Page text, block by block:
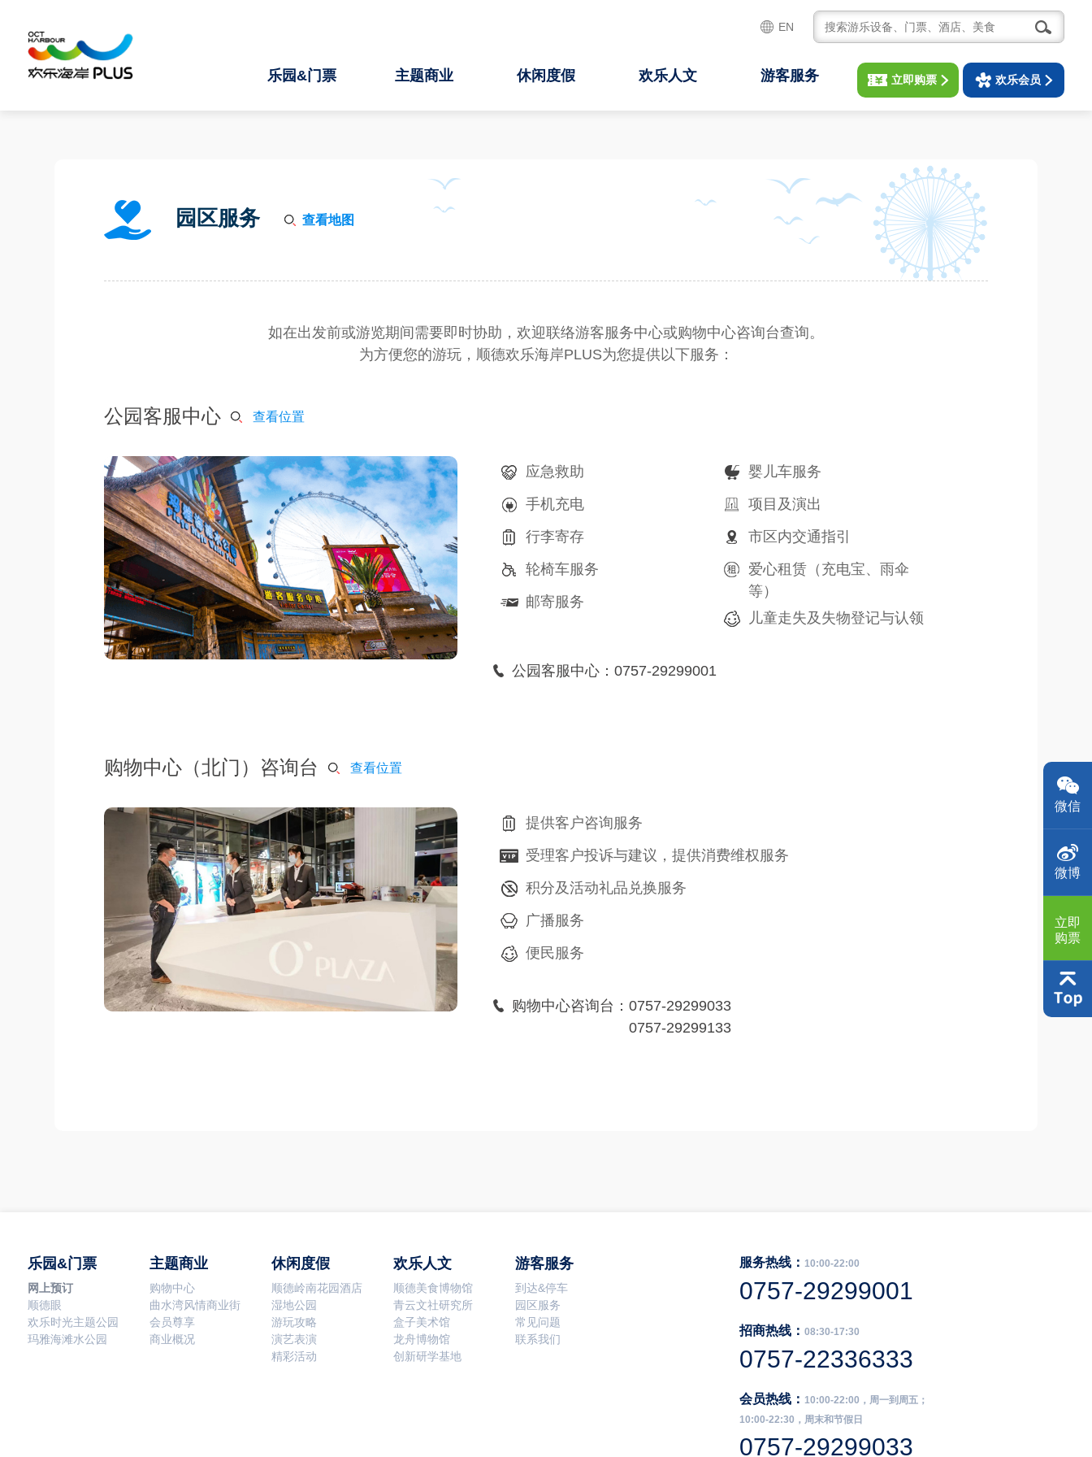
乐园&门票 主题商业 休闲度假 欢乐人文 游客服务
EN
立即购票 欢乐会员
微信
微博
立即
购票
园区服务 查看地图
如在出发前或游览期间需要即时协助，欢迎联络游客服务中心或购物中心咨询台查询。
为方便您的游玩，顺德欢乐海岸PLUS为您提供以下服务：
公园客服中心 查看位置
应急救助
手机充电
行李寄存
轮椅车服务
邮寄服务
婴儿车服务
项目及演出
市区内交通指引
爱心租赁（充电宝、雨伞
等）
儿童走失及失物登记与认领
公园客服中心： 0757-29299001
购物中心（北门）咨询台 查看位置
提供客户咨询服务
受理客户投诉与建议，提供消费维权服务
积分及活动礼品兑换服务
广播服务
便民服务
购物中心咨询台： 0757-29299033
0757-29299133
服务热线： 10:00-22:00
0757-29299001
招商热线：08:30-17:30
0757-22336333
会员热线： 10:00-22:00，周一到周五；
10:00-22:30，周末和节假日
0757-29299033
乐园&门票
网上预订
顺德眼
欢乐时光主题公园
玛雅海滩水公园
主题商业
购物中心
曲水湾风情商业街
会员尊享
商业概况
休闲度假
顺德岭南花园酒店
湿地公园
游玩攻略
演艺表演
精彩活动
欢乐人文
顺德美食博物馆
青云文社研究所
盒子美术馆
龙舟博物馆
创新研学基地
游客服务
到达&停车
园区服务
常见问题
联系我们